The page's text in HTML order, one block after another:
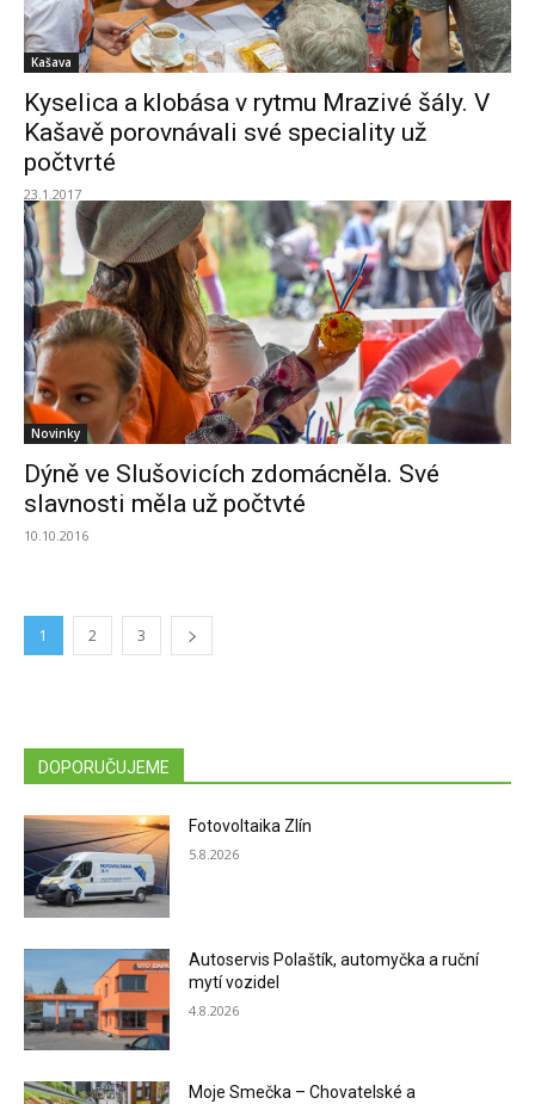
Kašava
Kyselica a klobása v rytmu Mrazivé šály. V
Kašavě porovnávali své speciality už
počtvrté
23.1.2017
Novinky
Dýně ve Slušovicích zdomácněla. Své
slavnosti měla už počtvté
10.10.2016
1 2 3
DOPORUČUJEME
Fotovoltaika Zlín
5.8.2026
Autoservis Polaštík, automyčka a ruční
mytí vozidel
4.8.2026
Moje Smečka – Chovatelské a